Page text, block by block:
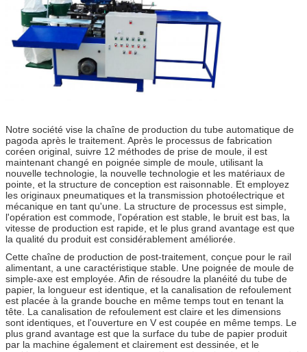
Notre société vise la chaîne de production du tube automatique de
pagoda après le traitement. Après le processus de fabrication
coréen original, suivre 12 méthodes de prise de moule, il est
maintenant changé en poignée simple de moule, utilisant la
nouvelle technologie, la nouvelle technologie et les matériaux de
pointe, et la structure de conception est raisonnable. Et employez
les originaux pneumatiques et la transmission photoélectrique et
mécanique en tant qu'une. La structure de processus est simple,
l'opération est commode, l'opération est stable, le bruit est bas, la
vitesse de production est rapide, et le plus grand avantage est que
la qualité du produit est considérablement améliorée.
Cette chaîne de production de post-traitement, conçue pour le rail
alimentant, a une caractéristique stable. Une poignée de moule de
simple-axe est employée. Afin de résoudre la planéité du tube de
papier, la longueur est identique, et la canalisation de refoulement
est placée à la grande bouche en même temps tout en tenant la
tête. La canalisation de refoulement est claire et les dimensions
sont identiques, et l'ouverture en V est coupée en même temps. Le
plus grand avantage est que la surface du tube de papier produit
par la machine également et clairement est dessinée, et le